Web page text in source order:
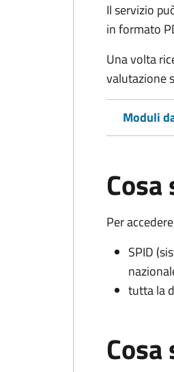
Il servizio
in formato
Una volta
valutazione
Moduli
Cosa
Per
SPID
tutta la